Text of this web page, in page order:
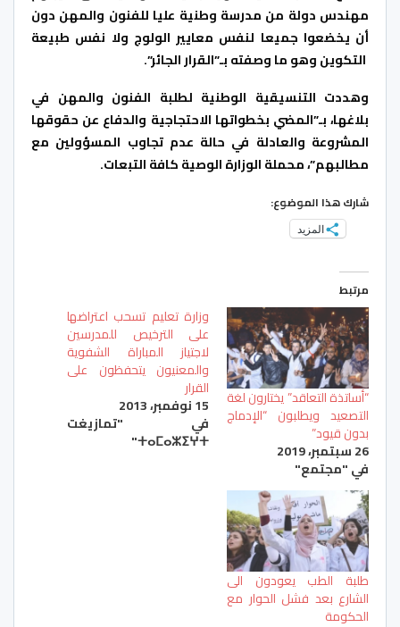
مهندس دولة من مدرسة وطنية عليا للفنون والمهن دون
أن يخضعوا جميعا لنفس معايير الولوج ولا نفس طبيعة
التكوين وهو ما وصفته بـ”القرار الجائر”.
وهددت التنسيقية الوطنية لطلبة الفنون والمهن في
بلاغها، بـ”المضي بخطواتها الاحتجاجية والدفاع عن حقوقها
المشروعة والعادلة في حالة عدم تجاوب المسؤولين مع
مطالبهم”، محملة الوزارة الوصية كافة التبعات.
شارك هذا الموضوع:
المزيد
مرتبط
“أساتذة التعاقد” يختارون لغة
التصعيد ويطلبون “الإدماج
بدون قيود”
26 سبتمبر، 2019
في "مجتمع"
وزارة تعليم تسحب اعتراضها
على الترخيص للمدرسين
لاجتياز المباراة الشفوية
والمعنيون يتحفظون على
القرار
15 نوفمبر، 2013
في "تمازيغت
ⵜⴰⵎⴰⵣⵉⵖⵜ"
طلبة الطب يعودون الى
الشارع بعد فشل الحوار مع
الحكومة